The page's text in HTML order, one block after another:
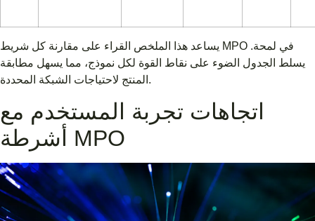
يساعد هذا الملخص القراء على مقارنة كل شريط MPO في لمحة.
يسلط الجدول الضوء على نقاط القوة لكل نموذج، مما يسهل مطابقة
المنتج لاحتياجات الشبكة المحددة.
اتجاهات تجربة المستخدم مع
أشرطة MPO